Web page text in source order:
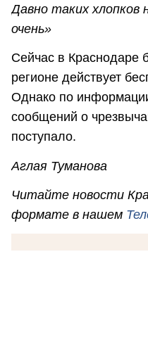
Давно таких хлопков
очень»
Сейчас в Краснодаре
регионе действует
Однако по
сообщений о
поступало.
Аглая Туманова
Читайте новости
формате в нашем